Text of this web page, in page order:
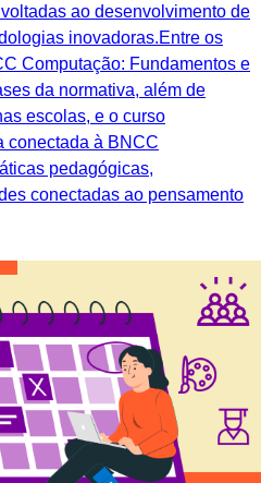
ao desenvolvimento de
inovadoras.Entre os
Computação: Fundamentos e
da normativa, além de
escolas, e o curso
conectada à BNCC
pedagógicas,
conectadas ao pensamento